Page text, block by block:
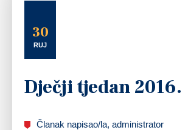
30
RUJ
Dječji tjedan 2016.
Članak napisao/la, administrator